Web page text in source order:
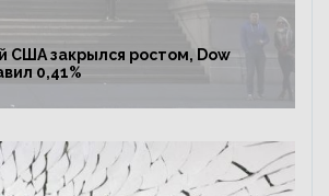
США закрылся ростом, Dow
0,41%